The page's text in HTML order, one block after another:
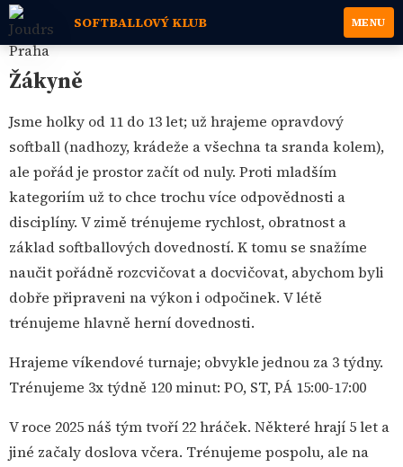
SOFTBALLOVÝ KLUB MENU
Žákyně
Jsme holky od 11 do 13 let; už hrajeme opravdový
softball (nadhozy, krádeže a všechna ta sranda kolem),
ale pořád je prostor začít od nuly. Proti mladším
kategoriím už to chce trochu více odpovědnosti a
disciplíny. V zimě trénujeme rychlost, obratnost a
základ softballových dovedností. K tomu se snažíme
naučit pořádně rozcvičovat a docvičovat, abychom byli
dobře připraveni na výkon i odpočinek. V létě
trénujeme hlavně herní dovednosti.
Hrajeme víkendové turnaje; obvykle jednou za 3 týdny.
Trénujeme 3x týdně 120 minut: PO, ST, PÁ 15:00-17:00
V roce 2025 náš tým tvoří 22 hráček. Některé hrají 5 let a
jiné začaly doslova včera. Trénujeme pospolu, ale na